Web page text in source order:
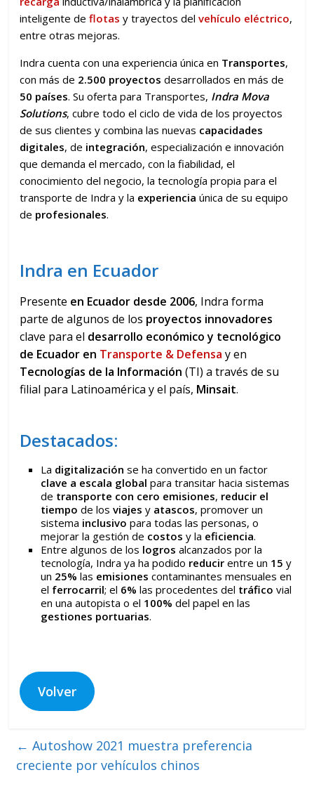
inteligente deflotas y trayectos delvehículo eléctrico,
entre otras mejoras.
Indra cuenta con una experiencia única en Transportes,
con más de 2.500 proyectos desarrollados en más de
50 países. Su oferta para Transportes, Indra Mova
Solutions, cubre todo el ciclo de vida de los proyectos
de sus clientes y combina las nuevas capacidades
digitales, de integración, especialización e innovación
que demanda el mercado, con la fiabilidad, el
conocimiento del negocio, la tecnología propia para el
transporte de Indra y la experiencia única de su equipo
de profesionales.
Indra en Ecuador
Presente en Ecuador desde 2006, Indra forma
parte de algunos de los proyectos innovadores
clave para el desarrollo económico y tecnológico
de Ecuador en Transporte & Defensa y en
Tecnologías de la Información (TI) a través de su
filial para Latinoamérica y el país, Minsait.
Destacados:
La digitalización se ha convertido en un factor
clave a escala global para transitar hacia sistemas
de transporte con cero emisiones, reducir el
tiempo de losviajes y atascos, promover un
sistema inclusivo para todas las personas, o
mejorar la gestión de costos y la eficiencia.
Entre algunos de los logros alcanzados por la
tecnología, Indra ya ha podido reducir entre un 15 y
un 25% las emisiones contaminantes mensuales en
el ferrocarril; el 6% las procedentes del tráfico vial
en una autopista o el 100% del papel en las
gestiones portuarias.
Volver
← Autoshow 2021 muestra preferencia
creciente por vehículos chinos